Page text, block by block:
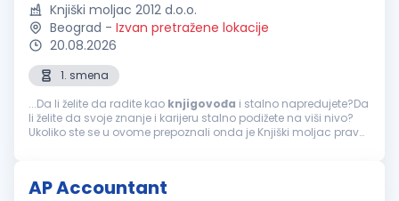
Knjiški moljac 2012 d.o.o.
Beograd - Izvan pretražene lokacije
20.08.2026
1. smena
...Da li želite da radite kao knjigovođa i stalno napredujete?Da
li želite da svoje znanje i karijeru stalno podižete na viši nivo?
Ukoliko ste se u ovome prepoznali onda je Knjiški moljac pravo
AP Accountant